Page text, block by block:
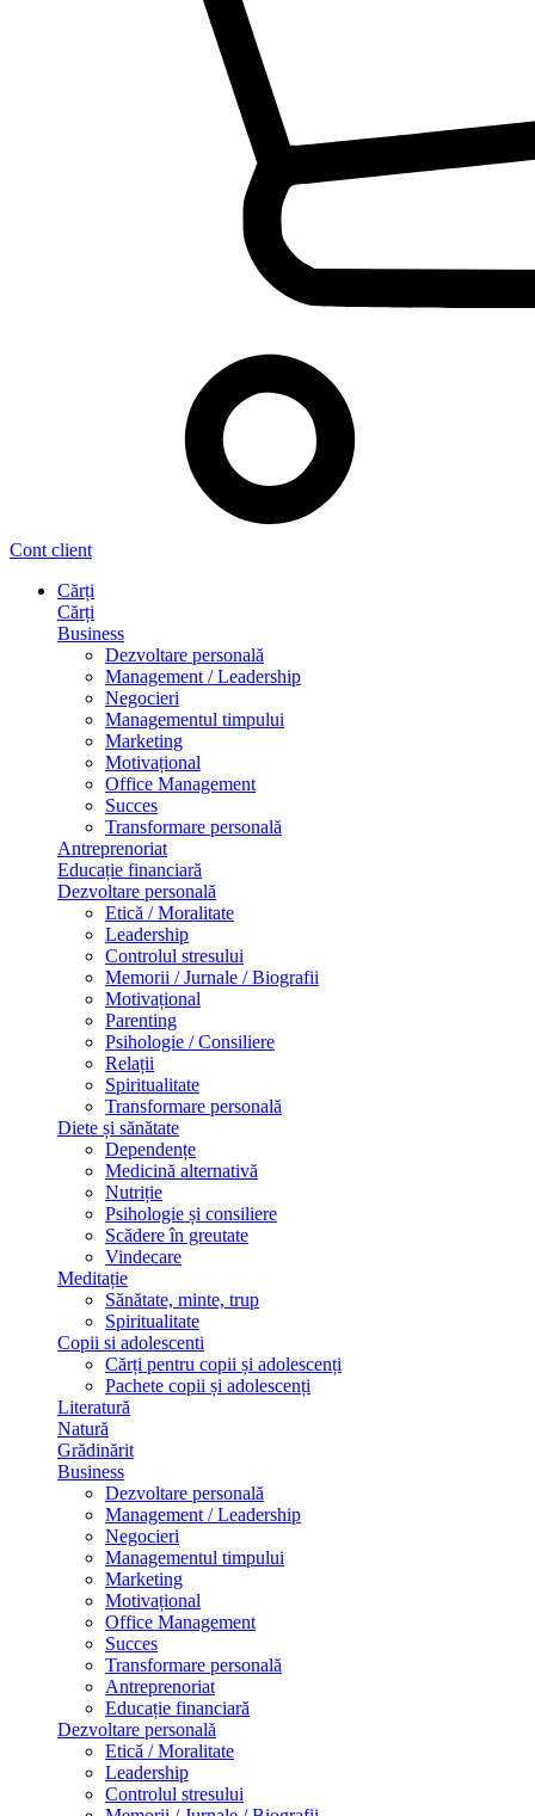
Cont client
Cărți
Cărți
Business
Dezvoltare personală
Management / Leadership
Negocieri
Managementul timpului
Marketing
Motivațional
Office Management
Succes
Transformare personală
Antreprenoriat
Educație financiară
Dezvoltare personală
Etică / Moralitate
Leadership
Controlul stresului
Memorii / Jurnale / Biografii
Motivațional
Parenting
Psihologie / Consiliere
Relații
Spiritualitate
Transformare personală
Diete și sănătate
Dependențe
Medicină alternativă
Nutriție
Psihologie și consiliere
Scădere în greutate
Vindecare
Meditație
Sănătate, minte, trup
Spiritualitate
Copii si adolescenti
Cărți pentru copii și adolescenți
Pachete copii și adolescenți
Literatură
Natură
Grădinărit
Business
Dezvoltare personală
Management / Leadership
Negocieri
Managementul timpului
Marketing
Motivațional
Office Management
Succes
Transformare personală
Antreprenoriat
Educație financiară
Dezvoltare personală
Etică / Moralitate
Leadership
Controlul stresului